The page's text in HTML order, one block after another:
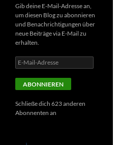
Gib deine E-Mail-Adresse an,
um diesen Blog zu abonnieren
und Benachrichtigungen über
neue Beiträge via E-Mail zu
erhalten.
E-
Mail-
Adresse
ABONNIEREN
Schließe dich 623 anderen
Abonnenten an